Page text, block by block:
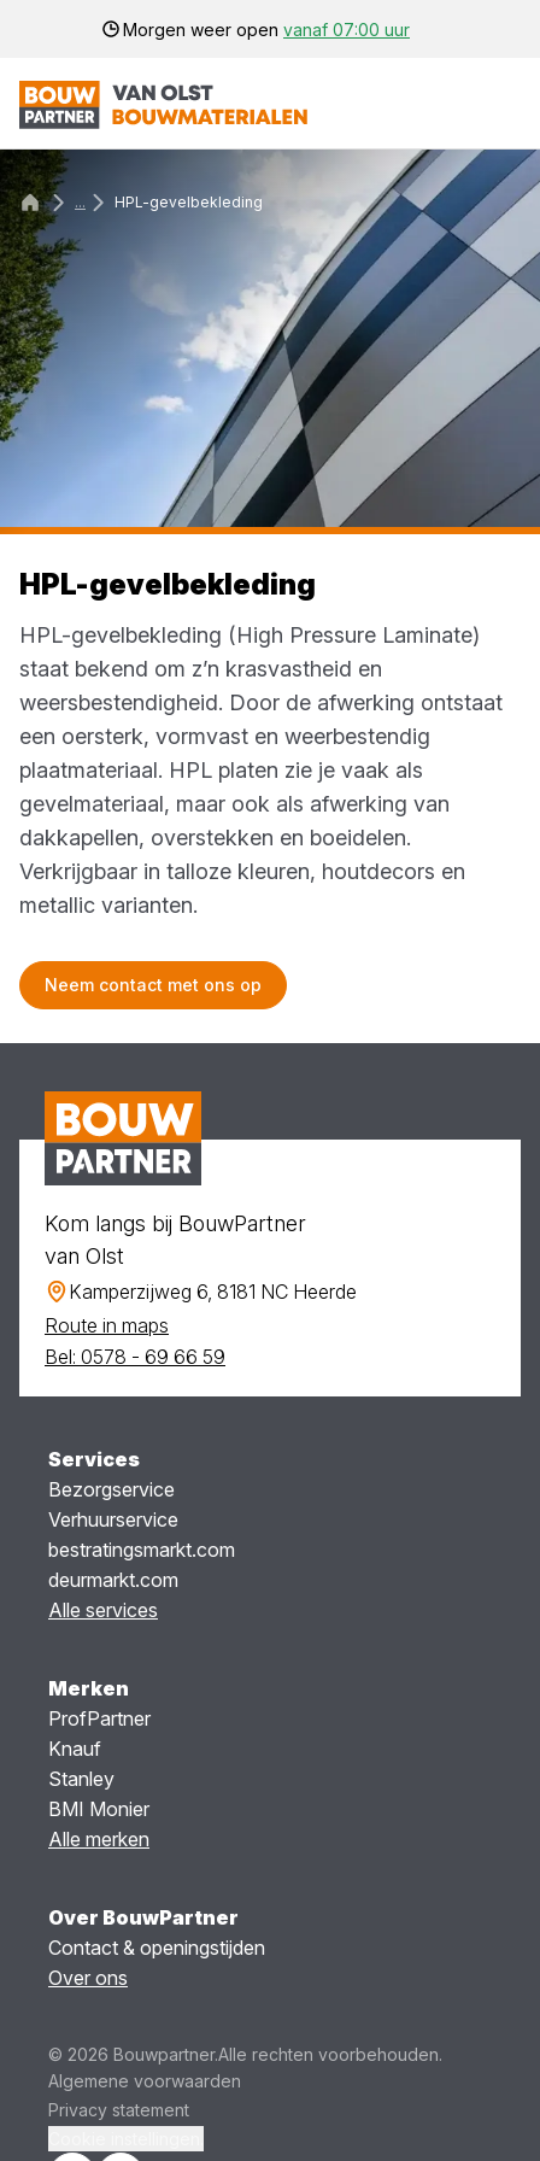
Morgen weer open vanaf 07:00 uur
... HPL-gevelbekleding
HPL-gevelbekleding
HPL-gevelbekleding (High Pressure Laminate)
staat bekend om z’n krasvastheid en
weersbestendigheid. Door de afwerking ontstaat
een oersterk, vormvast en weerbestendig
plaatmateriaal. HPL platen zie je vaak als
gevelmateriaal, maar ook als afwerking van
dakkapellen, overstekken en boeidelen.
Verkrijgbaar in talloze kleuren, houtdecors en
metallic varianten.
Neem contact met ons op
Kom langs bij BouwPartner
van Olst
Kamperzijweg 6, 8181 NC Heerde
Route in maps
Bel: 0578 - 69 66 59
Services
Bezorgservice
Verhuurservice
bestratingsmarkt.com
deurmarkt.com
Alle services
Merken
ProfPartner
Knauf
Stanley
BMI Monier
Alle merken
Over BouwPartner
Contact & openingstijden
Over ons
© 2026 Bouwpartner.Alle rechten voorbehouden.
Algemene voorwaarden
Privacy statement